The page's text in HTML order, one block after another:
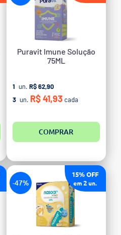
Puravit Imune Solução
75ML
1 un. R$ 62,90
3 un. R$ 41,93 cada
COMPRAR
15% OFF
em2un.
-47%